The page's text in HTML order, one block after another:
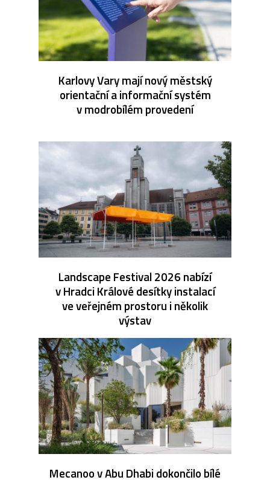
Karlovy Vary mají nový městský
orientační a informační systém
v modrobílém provedení
Landscape Festival 2026 nabízí
v Hradci Králové desítky instalací
ve veřejném prostoru i několik
výstav
Mecanoo v Abu Dhabi dokončilo bílé